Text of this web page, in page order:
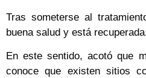
Tras someterse al
buena salud y está
En este sentido, acotó que
conoce que existen sitios